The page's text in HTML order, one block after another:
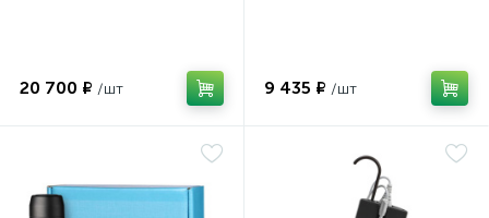
20 700 ₽ 9 435 ₽